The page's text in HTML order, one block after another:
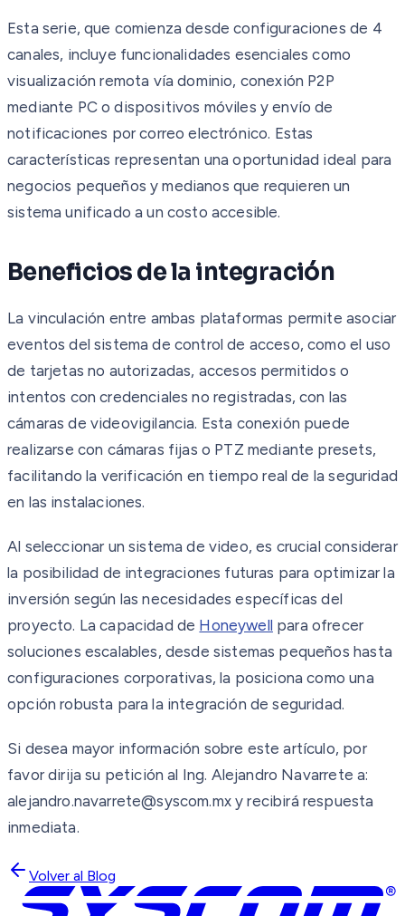
Esta serie, que comienza desde configuraciones de 4
canales, incluye funcionalidades esenciales como
visualización remota vía dominio, conexión P2P
mediante PC o dispositivos móviles y envío de
notificaciones por correo electrónico. Estas
características representan una oportunidad ideal para
negocios pequeños y medianos que requieren un
sistema unificado a un costo accesible.
Beneficios de la integración
La vinculación entre ambas plataformas permite asociar
eventos del sistema de control de acceso, como el uso
de tarjetas no autorizadas, accesos permitidos o
intentos con credenciales no registradas, con las
cámaras de videovigilancia. Esta conexión puede
realizarse con cámaras fijas o PTZ mediante presets,
facilitando la verificación en tiempo real de la seguridad
en las instalaciones.
Al seleccionar un sistema de video, es crucial considerar
la posibilidad de integraciones futuras para optimizar la
inversión según las necesidades específicas del
proyecto. La capacidad de Honeywell para ofrecer
soluciones escalables, desde sistemas pequeños hasta
configuraciones corporativas, la posiciona como una
opción robusta para la integración de seguridad.
Si desea mayor información sobre este artículo, por
favor dirija su petición al Ing. Alejandro Navarrete a:
alejandro.navarrete@syscom.mx y recibirá respuesta
inmediata.
Volver al Blog